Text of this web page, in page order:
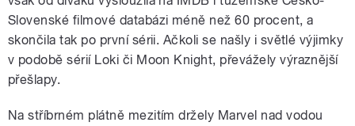
Slovenské filmové databázi méně než 60 procent, a
skončila tak po první sérii. Ačkoli se našly i světlé výjimky
v podobě sérií Loki či Moon Knight, převážely výraznější
přešlapy.
Na stříbrném plátně mezitím držely Marvel nad vodou